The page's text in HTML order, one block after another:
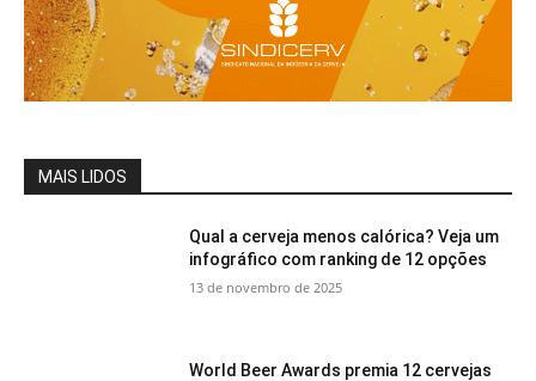
MAIS LIDOS
Qual a cerveja menos calórica? Veja um
infográfico com ranking de 12 opções
13 de novembro de 2025
World Beer Awards premia 12 cervejas